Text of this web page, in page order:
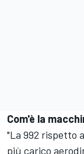
Com'è la
"La 992 rispetto
più carico